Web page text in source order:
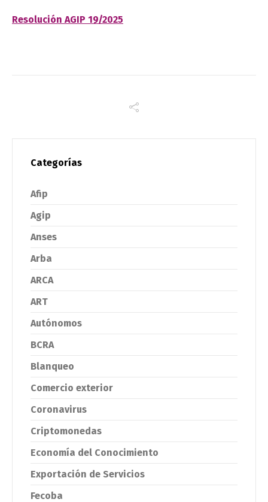
Resolución AGIP 19/2025
Categorías
Afip
Agip
Anses
Arba
ARCA
ART
Autónomos
BCRA
Blanqueo
Comercio exterior
Coronavirus
Criptomonedas
Economía del Conocimiento
Exportación de Servicios
Fecoba